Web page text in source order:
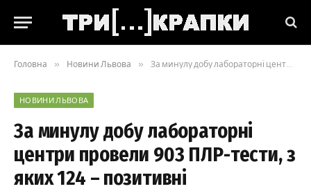
Головна » Новини Львова » За минулу добу лабораторні центри провели 903 ПЛР-тести, з яких 124 – позитивні
НОВИНИ ЛЬВОВА
За минулу добу лабораторні
центри провели 903 ПЛР-тести, з
яких 124 – позитивні